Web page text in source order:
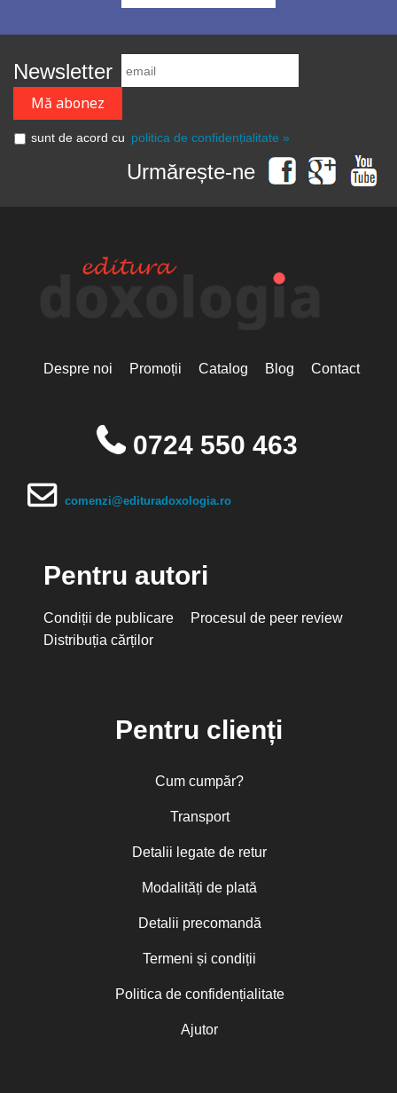
Newsletter
sunt de acord cu politica de confidențialitate »
Urmărește-ne
Despre noi Promoții Catalog Blog Contact
0724 550 463
comenzi@edituradoxologia.ro
Pentru autori
Condiții de publicare
Procesul de peer review
Distribuția cărților
Pentru clienți
Cum cumpăr?
Transport
Detalii legate de retur
Modalități de plată
Detalii precomandă
Termeni și condiții
Politica de confidențialitate
Ajutor